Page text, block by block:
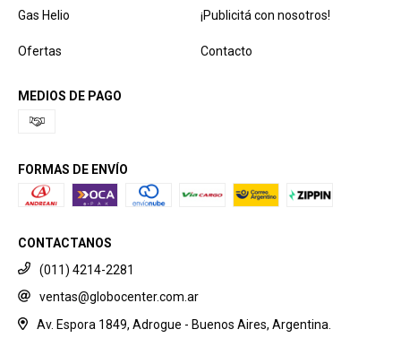
Gas Helio ¡Publicitá con nosotros!
Ofertas Contacto
MEDIOS DE PAGO
FORMAS DE ENVÍO
CONTACTANOS
(011) 4214-2281
ventas@globocenter.com.ar
Av. Espora 1849, Adrogue - Buenos Aires, Argentina.